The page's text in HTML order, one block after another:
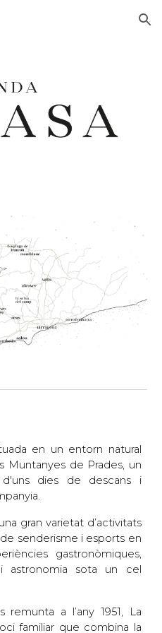
Skip to navigation
en un entorn natural
Muntanyes de Prades, un
dies de descans i
gran varietat d’activitats
senderisme i esports en
gastronòmiques,
i astronomia sota un cel
a l’any 1951,
La
familiar que combina la